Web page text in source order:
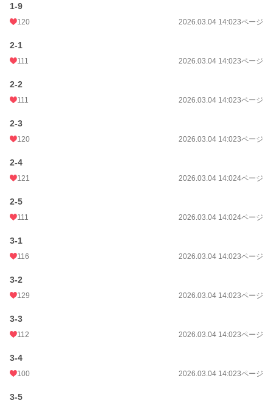
1-9
120 2026.03.04 14:023ページ
2-1
111 2026.03.04 14:023ページ
2-2
111 2026.03.04 14:023ページ
2-3
120 2026.03.04 14:023ページ
2-4
121 2026.03.04 14:024ページ
2-5
111 2026.03.04 14:024ページ
3-1
116 2026.03.04 14:023ページ
3-2
129 2026.03.04 14:023ページ
3-3
112 2026.03.04 14:023ページ
3-4
100 2026.03.04 14:023ページ
3-5